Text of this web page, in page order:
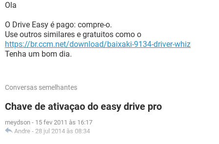
Ola
O Drive Easy é pago: compre-o.
Use outros similares e gratuitos como o
https://br.ccm.net/download/baixaki-9134-driver-whiz
Tenha um bom dia.
Conversas semelhantes
Chave de ativaçao do easy drive pro
meydson - 15 fev 2011 às 16:17
Andre - 28 jul 2014 às 08:34